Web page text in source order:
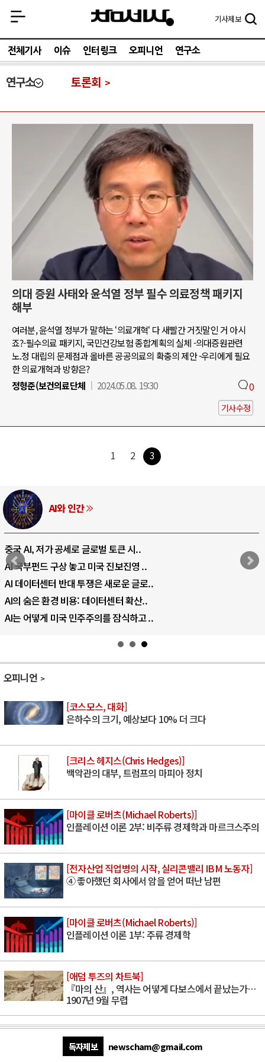
기사제보
전체기사 이슈 인터링크 오피니언 연구소
연구소 토론회
의대 증원 사태와 윤석열 정부 필수 의료정책 패키지
해부
여러분, 윤석열 정부가 말하는 ‘의료개혁‘ 다 새빨간 거짓말인 거 아시
죠?-필수의료 패키지, 국민건강보험 종합계획의 실체 -의대증원관련
노.정 대립의 문제점과 올바른 공공의료의 확충의 제안 -우리에게 필요
한 의료개혁과 방향은?
정형준(보건의료단체
2024.05.08. 19:30 0
기사수정
1 2 3
AI와 인간
중국 AI, 저가 공세로 글로벌 토큰 시..
AI 국부펀드 구상 놓고 미국 진보진영 ..
AI 데이터센터 반대 투쟁은 새로운 글로..
AI의 숨은 환경 비용: 데이터센터 확산..
AI는 어떻게 미국 민주주의를 잠식하고 ..
오피니언
[코스모스, 대화]
은하수의 크기, 예상보다 10% 더 크다
[크리스 헤지스(Chris Hedges)]
백악관의 대부, 트럼프의 마피아 정치
[마이클 로버츠(Michael Roberts)]
인플레이션 이론 2부: 비주류 경제학과 마르크스주의
[전자산업 직업병의 시작, 실리콘밸리 IBM 노동자]
④ 좋아했던 회사에서 암을 얻어 떠난 남편
[마이클 로버츠(Michael Roberts)]
인플레이션 이론 1부: 주류 경제학
[애덤 투즈의 차트북]
『마의 산』, 역사는 어떻게 다보스에서 끝났는가…
1907년 9월 무렵
독자제보
newscham@gmail.com